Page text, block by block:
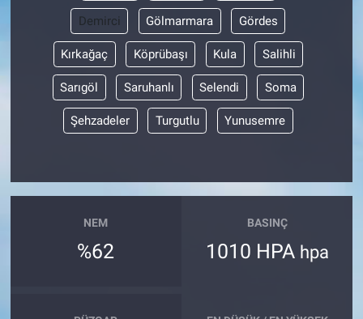
Demirci Gölmarmara Gördes
Kırkağaç Köprübaşı Kula Salihli
Sarıgöl Saruhanlı Selendi Soma
Şehzadeler Turgutlu Yunusemre
NEM
%62
BASINÇ
1010 HPA hpa